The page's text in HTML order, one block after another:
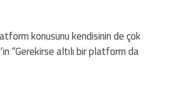
konusunu kendisinin de çok
“Gerekirse altılı bir platform da